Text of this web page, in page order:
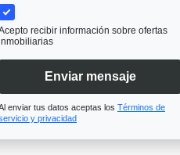
recibir información sobre ofertas
Enviar mensaje
enviar tus datos aceptas los Términos de
y privacidad